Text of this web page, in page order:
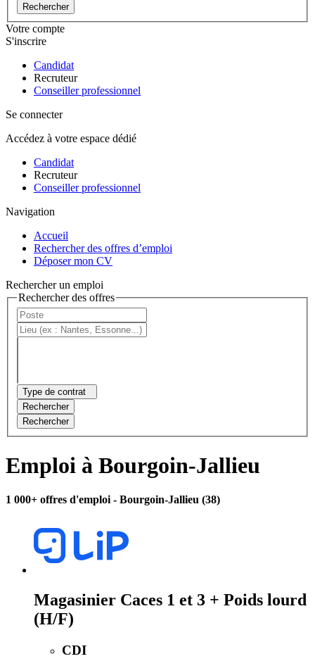
Rechercher
Votre compte
S'inscrire
Candidat
Recruteur
Conseiller professionnel
Se connecter
Accédez à votre espace dédié
Candidat
Recruteur
Conseiller professionnel
Navigation
Accueil
Rechercher des offres d’emploi
Déposer mon CV
Rechercher un emploi
Rechercher des offres
Type de contrat
Rechercher
Rechercher
Emploi à Bourgoin-Jallieu
1 000+ offres d'emploi - Bourgoin-Jallieu (38)
Magasinier Caces 1 et 3 + Poids lourd
(H/F)
CDI